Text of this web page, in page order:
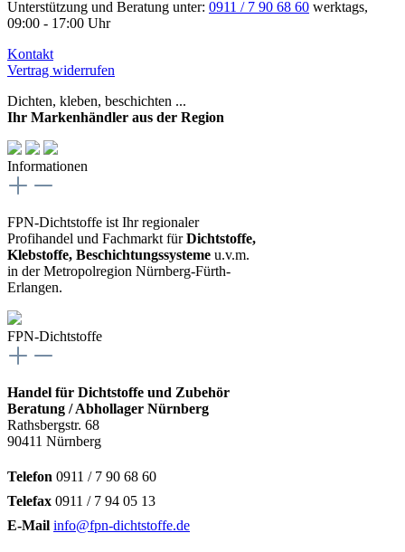
Unterstützung und Beratung unter: 0911 / 7 90 68 60 werktags,
09:00 - 17:00 Uhr
Kontakt
Vertrag widerrufen
Dichten, kleben, beschichten ...
Ihr Markenhändler aus der Region
Informationen
FPN-Dichtstoffe ist Ihr regionaler
Profihandel und Fachmarkt fürDichtstoffe,
Klebstoffe, Beschichtungssysteme u.v.m.
in der Metropolregion Nürnberg-Fürth-
Erlangen.
FPN-Dichtstoffe
Handel für Dichtstoffe und Zubehör
Beratung / Abhollager Nürnberg
Rathsbergstr. 68
90411 Nürnberg
Telefon 0911 / 7 90 68 60
Telefax 0911 / 7 94 05 13
E-Mail info@fpn-dichtstoffe.de